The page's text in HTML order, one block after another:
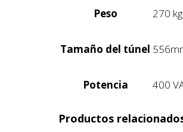
Peso 270 kg
Tamaño del túnel
Potencia 400
Productos